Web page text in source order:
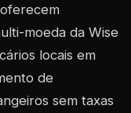
moeda da Wise
locais em
de
sem taxas